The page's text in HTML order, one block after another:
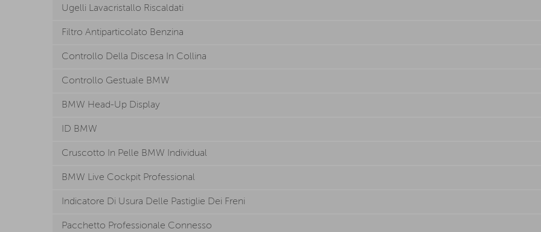
Ugelli Lavacristallo Riscaldati
Filtro Antiparticolato Benzina
Controllo Della Discesa In Collina
Controllo Gestuale BMW
BMW Head-Up Display
ID BMW
Cruscotto In Pelle BMW Individual
BMW Live Cockpit Professional
Indicatore Di Usura Delle Pastiglie Dei Freni
Pacchetto Professionale Connesso